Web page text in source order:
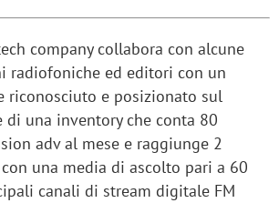
company collabora con alcune
radiofoniche ed editori con un
riconosciuto e posizionato sul
di una inventory che conta 80
adv al mese e raggiunge 2
una media di ascolto pari a 60
canali di stream digitale FM